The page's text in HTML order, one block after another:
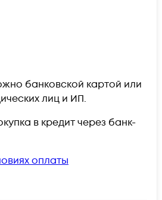
банковской картой или
лиц и ИП.
в кредит через банк-
оплаты